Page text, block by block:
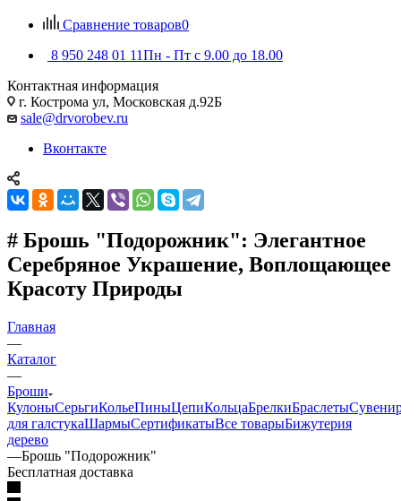
Сравнение товаров0
8 950 248 01 11Пн - Пт с 9.00 до 18.00
Контактная информация
г. Кострома ул, Московская д.92Б
sale@drvorobev.ru
Вконтакте
# Брошь "Подорожник": Элегантное
Серебряное Украшение, Воплощающее
Красоту Природы
Главная
—
Каталог
—
Броши
КулоныСерьгиКольеПиныЦепиКольцаБрелкиБраслеты
для галстукаШармыСертификатыВсе товарыБижутерия
дерево
—Брошь "Подорожник"
Бесплатная доставка